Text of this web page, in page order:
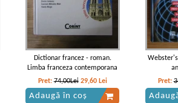
Dictionar francez - roman.
Limba franceza contemporana
Pret:74,00Lei 29,60 Lei
Adaugă în coș
Pret: